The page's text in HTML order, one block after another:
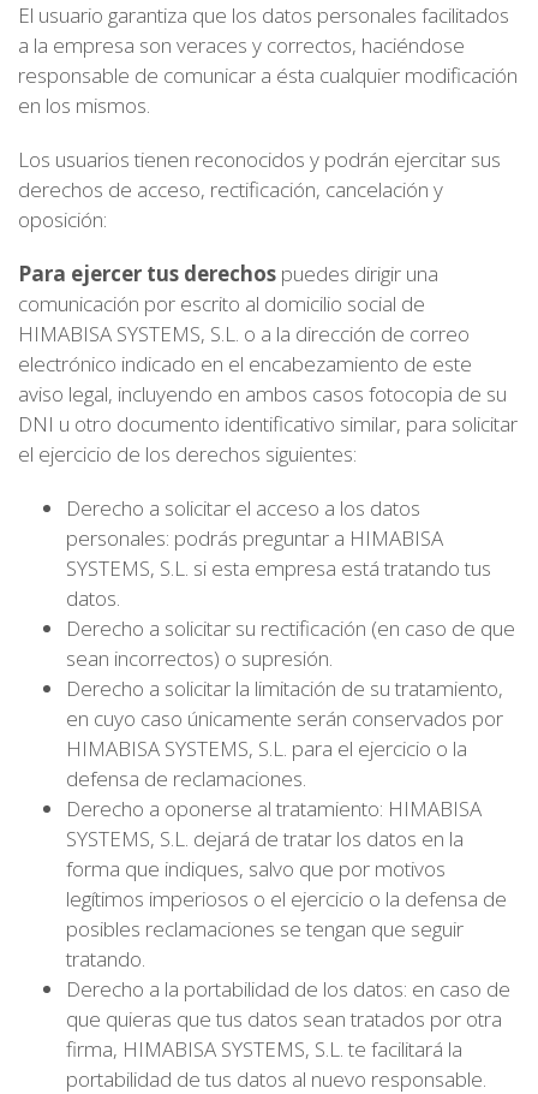
El usuario garantiza que los datos personales facilitados
a la empresa son veraces y correctos, haciéndose
responsable de comunicar a ésta cualquier modificación
en los mismos.
Los usuarios tienen reconocidos y podrán ejercitar sus
derechos de acceso, rectificación, cancelación y
oposición:
Para ejercer tus derechos puedes dirigir una
comunicación por escrito al domicilio social de
HIMABISA SYSTEMS, S.L. o a la dirección de correo
electrónico indicado en el encabezamiento de este
aviso legal, incluyendo en ambos casos fotocopia de su
DNI u otro documento identificativo similar, para solicitar
el ejercicio de los derechos siguientes:
Derecho a solicitar el acceso a los datos
personales: podrás preguntar a HIMABISA
SYSTEMS, S.L. si esta empresa está tratando tus
datos.
Derecho a solicitar su rectificación (en caso de que
sean incorrectos) o supresión.
Derecho a solicitar la limitación de su tratamiento,
en cuyo caso únicamente serán conservados por
HIMABISA SYSTEMS, S.L. para el ejercicio o la
defensa de reclamaciones.
Derecho a oponerse al tratamiento: HIMABISA
SYSTEMS, S.L. dejará de tratar los datos en la
forma que indiques, salvo que por motivos
legítimos imperiosos o el ejercicio o la defensa de
posibles reclamaciones se tengan que seguir
tratando.
Derecho a la portabilidad de los datos: en caso de
que quieras que tus datos sean tratados por otra
firma, HIMABISA SYSTEMS, S.L. te facilitará la
portabilidad de tus datos al nuevo responsable.